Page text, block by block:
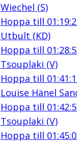
Wiechel (S)
Hoppa till
Utbult (KD)
Hoppa till
Tsouplaki (V)
Hoppa till
Louise Hänel
Hoppa till
Tsouplaki (V)
Hoppa till